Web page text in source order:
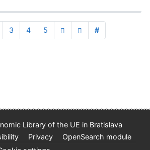
3 4 5 #
Privacy
OpenSearch module